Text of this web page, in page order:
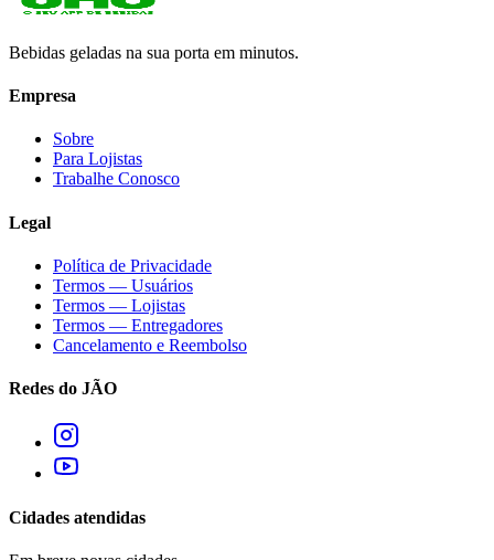
Bebidas geladas na sua porta em minutos.
Empresa
Sobre
Para Lojistas
Trabalhe Conosco
Legal
Política de Privacidade
Termos — Usuários
Termos — Lojistas
Termos — Entregadores
Cancelamento e Reembolso
Redes do JÃO
Cidades atendidas